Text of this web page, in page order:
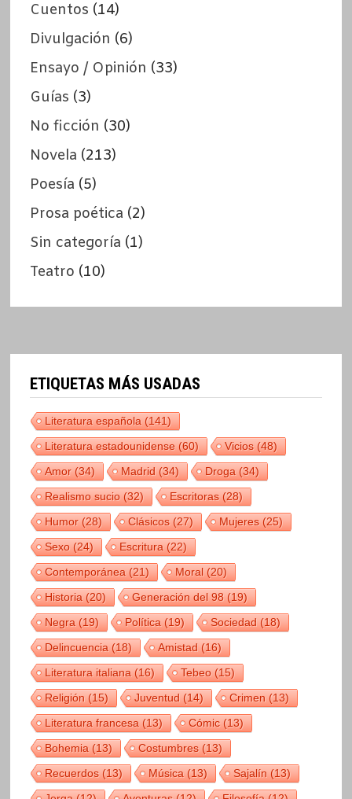
Cuentos (14)
Divulgación (6)
Ensayo / Opinión (33)
Guías (3)
No ficción (30)
Novela (213)
Poesía (5)
Prosa poética (2)
Sin categoría (1)
Teatro (10)
ETIQUETAS MÁS USADAS
Literatura española(141)
Literatura estadounidense(60) Vicios(48)
Amor(34) Madrid(34) Droga(34)
Realismo sucio(32) Escritoras(28)
Humor(28) Clásicos(27) Mujeres(25)
Sexo(24) Escritura(22)
Contemporánea(21) Moral(20)
Historia(20) Generación del 98(19)
Negra(19) Política(19) Sociedad(18)
Delincuencia(18) Amistad(16)
Literatura italiana(16) Tebeo(15)
Religión(15) Juventud(14) Crimen(13)
Literatura francesa(13) Cómic(13)
Bohemia(13) Costumbres(13)
Recuerdos(13) Música(13) Sajalín(13)